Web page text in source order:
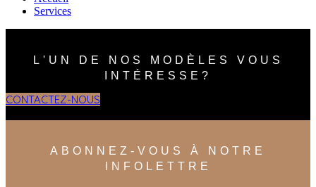
Services
L'UN DE NOS MODÈLES VOUS
INTÉRESSE?
CONTACTEZ-NOUS
ABONNEZ-VOUS À NOTRE
INFOLETTRE